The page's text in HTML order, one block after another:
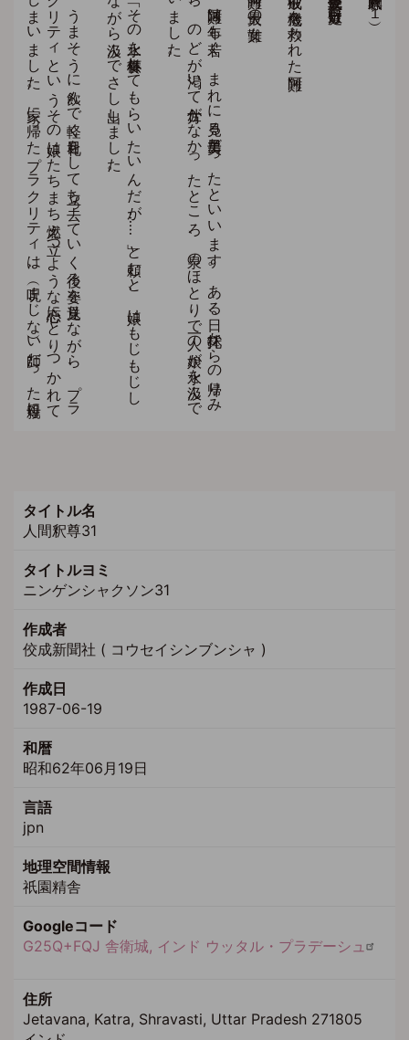
破戒の危機を救われた阿難
阿難は
年も
若く
、
ま
れ
に
見る
美男子だ
っ
た
と
い
い
ま
す
。
あ
る
日、
托鉢か
ら
の
帰り
み
ち
、
の
ど
が
渇い
て
仕方が
な
か
っ
た
と
こ
ろ
、
泉の
ほ
と
り
で
一人の
娘が
水を
汲ん
で
い
ま
し
た
。
「そ
の
水を
一杯供養し
て
も
ら
い
た
い
ん
だ
が
…
…
」と
頼む
と
、
娘は
も
じ
も
じ
し
な
が
ら
汲ん
で
さ
し
出し
ま
し
た
。
う
ま
そ
う
に
飲ん
で
軽く
目礼を
し
て
立ち
去っ
て
い
く
後ろ
姿を
見送り
な
が
ら
、
プ
ラ
ク
リ
テ
ィ
と
い
う
そ
の
娘は
た
ち
ま
ち
燃え
立つ
よ
う
な
恋心に
と
り
つ
か
れ
て
し
ま
い
ま
し
た
。
家に
帰っ
た
プ
ラ
ク
リ
テ
ィ
は
、
呪（ま
じ
な
）い
師だ
っ
た
母親に
「あ
の
お
方を
家に
呼び
寄せ
て
…
…
」と
頼み
ま
し
た
。
母親が
「い
い
え
、
五欲を
離れ
た
出家の
方に
は
呪い
は
通じ
な
い
ん
だ
よ
」と
さ
と
し
ま
し
た
が
、
「あ
の
方と
添え
な
い
ぐ
ら
い
な
ら
、
わ
た
し
は
死ん
で
し
ま
う
」と
泣き
く
ず
れ
る
の
で
し
た
タイトル名
人間釈尊31
タイトルヨミ
ニンゲンシャクソン31
作成者
佼成新聞社 ( コウセイシンブンシャ )
作成日
1987-06-19
和暦
昭和62年06月19日
言語
jpn
地理空間情報
祇園精舎
Googleコード
G25Q+FQJ 舎衛城, インド ウッタル・プラデーシュ
住所
Jetavana, Katra, Shravasti, Uttar Pradesh 271805